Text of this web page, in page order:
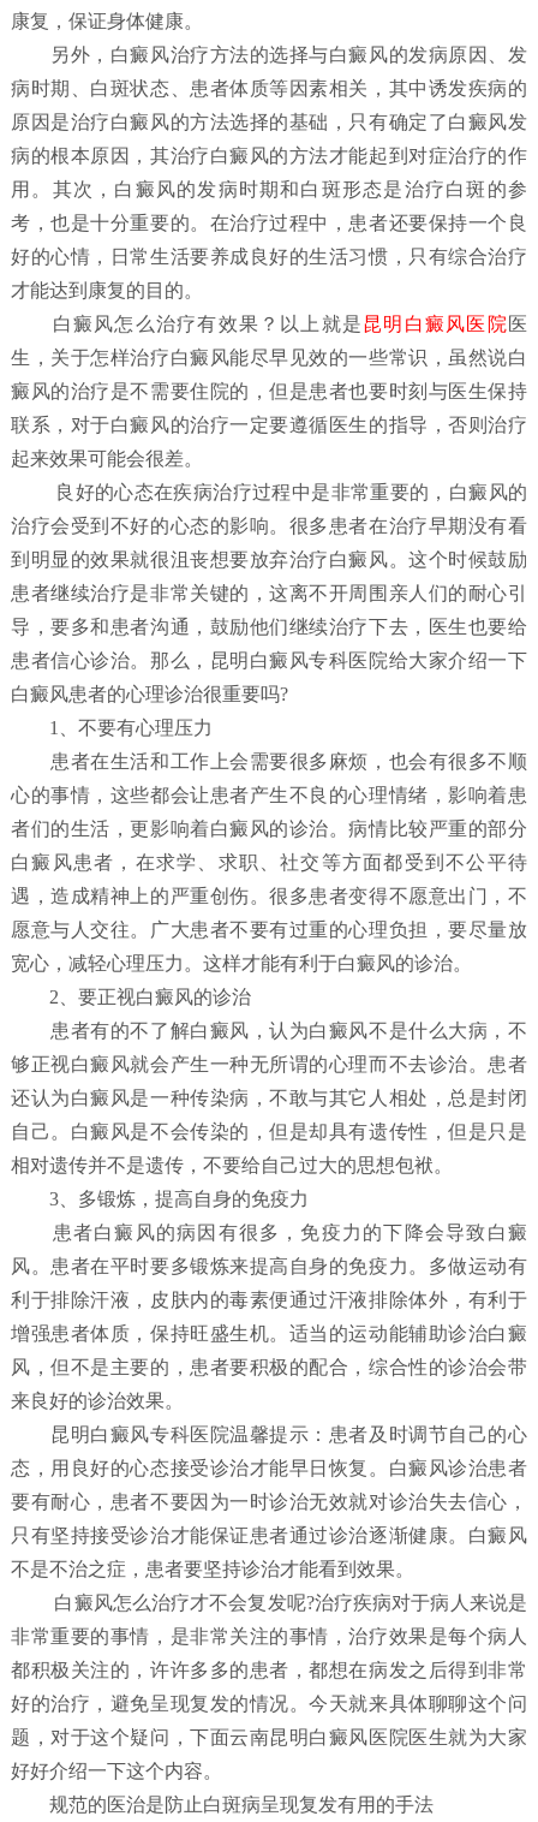
康复，保证身体健康。
另外，白癜风治疗方法的选择与白癜风的发病原因、发
病时期、白斑状态、患者体质等因素相关，其中诱发疾病的
原因是治疗白癜风的方法选择的基础，只有确定了白癜风发
病的根本原因，其治疗白癜风的方法才能起到对症治疗的作
用。其次，白癜风的发病时期和白斑形态是治疗白斑的参
考，也是十分重要的。在治疗过程中，患者还要保持一个良
好的心情，日常生活要养成良好的生活习惯，只有综合治疗
才能达到康复的目的。
白癜风怎么治疗有效果？ 以上就是昆明白癜风医院 医
生，关于怎样治疗白癜风能尽早见效的一些常识，虽然说白
癜风的治疗是不需要住院的，但是患者也要时刻与医生保持
联系，对于白癜风的治疗一定要遵循医生的指导，否则治疗
起来效果可能会很差。
良好的心态在疾病治疗过程中是非常重要的，白癜风的
治疗会受到不好的心态的影响。很多患者在治疗早期没有看
到明显的效果就很沮丧想要放弃治疗白癜风。这个时候鼓励
患者继续治疗是非常关键的，这离不开周围亲人们的耐心引
导，要多和患者沟通，鼓励他们继续治疗下去，医生也要给
患者信心诊治。那么，昆明白癜风专科医院给大家介绍一下
白癜风患者的心理诊治很重要吗?
1、不要有心理压力
患者在生活和工作上会需要很多麻烦，也会有很多不顺
心的事情，这些都会让患者产生不良的心理情绪，影响着患
者们的生活，更影响着白癜风的诊治。病情比较严重的部分
白癜风患者，在求学、求职、社交等方面都受到不公平待
遇，造成精神上的严重创伤。很多患者变得不愿意出门，不
愿意与人交往。广大患者不要有过重的心理负担，要尽量放
宽心，减轻心理压力。这样才能有利于白癜风的诊治。
2、要正视白癜风的诊治
患者有的不了解白癜风，认为白癜风不是什么大病，不
够正视白癜风就会产生一种无所谓的心理而不去诊治。患者
还认为白癜风是一种传染病，不敢与其它人相处，总是封闭
自己。白癜风是不会传染的，但是却具有遗传性，但是只是
相对遗传并不是遗传，不要给自己过大的思想包袱。
3、多锻炼，提高自身的免疫力
患者白癜风的病因有很多，免疫力的下降会导致白癜
风。患者在平时要多锻炼来提高自身的免疫力。多做运动有
利于排除汗液，皮肤内的毒素便通过汗液排除体外，有利于
增强患者体质，保持旺盛生机。适当的运动能辅助诊治白癜
风，但不是主要的，患者要积极的配合，综合性的诊治会带
来良好的诊治效果。
昆明白癜风专科医院温馨提示：患者及时调节自己的心
态，用良好的心态接受诊治才能早日恢复。白癜风诊治患者
要有耐心，患者不要因为一时诊治无效就对诊治失去信心，
只有坚持接受诊治才能保证患者通过诊治逐渐健康。白癜风
不是不治之症，患者要坚持诊治才能看到效果。
白癜风怎么治疗才不会复发呢?治疗疾病对于病人来说是
非常重要的事情，是非常关注的事情，治疗效果是每个病人
都积极关注的，许许多多的患者，都想在病发之后得到非常
好的治疗，避免呈现复发的情况。今天就来具体聊聊这个问
题，对于这个疑问，下面云南昆明白癜风医院医生就为大家
好好介绍一下这个内容。
规范的医治是防止白斑病呈现复发有用的手法